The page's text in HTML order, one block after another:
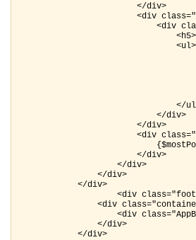
</div>
<div class="col-md-
<div
<h5>Tour</
<ul>
<li><a href="https://
<li><a href="https://
<li><a href="https://
<li><a href="https://
<li><a href="https://
</
</div>
</div>
<div class="col-md-
</div>
</div>
</div>
</div>
<div class="footer-
<div
<div
</div>
</div>